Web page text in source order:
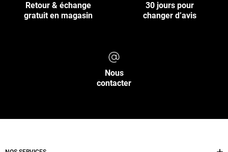
Retour & échange
gratuit en magasin
30 jours pour
changer d’avis
Nous
contacter